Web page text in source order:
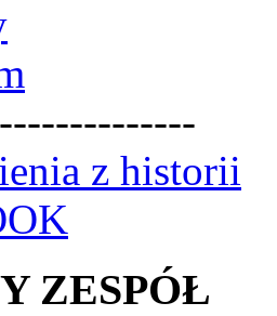
z historii
ZESPÓŁ